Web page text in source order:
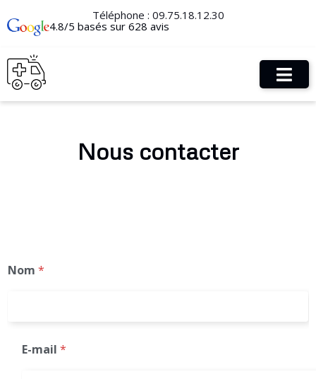
Téléphone : 09.75.18.12.30
4.8/5 basés sur 628 avis
Nous contacter
Nom *
E-mail *